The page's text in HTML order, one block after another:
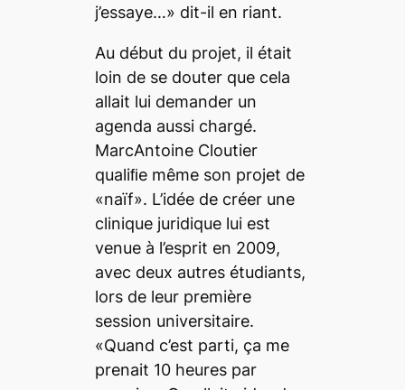
j’essaye…» dit-il en riant.
Au début du projet, il était
loin de se douter que cela
allait lui demander un
agenda aussi chargé.
MarcAntoine Cloutier
qualiﬁe même son projet de
«naïf». L’idée de créer une
clinique juridique lui est
venue à l’esprit en 2009,
avec deux autres étudiants,
lors de leur première
session universitaire.
«Quand c’est parti, ça me
prenait 10 heures par